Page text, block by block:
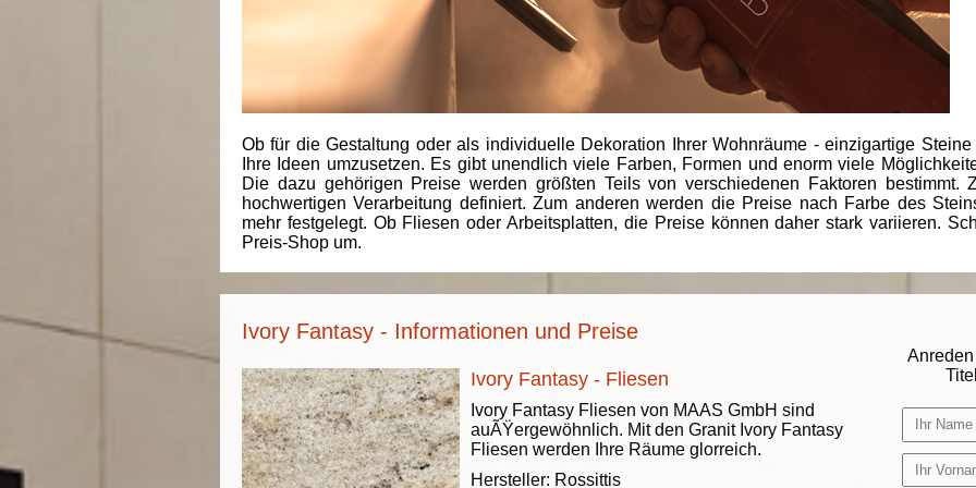
Ob für die Gestaltung oder als individuelle Dekoration Ihrer Wohnräume - einzigartige
Ihre Ideen umzusetzen. Es gibt unendlich viele Farben, Formen und enorm viele
Die dazu gehörigen Preise werden größten Teils von verschiedenen Faktoren
hochwertigen Verarbeitung definiert. Zum anderen werden die Preise nach Farbe des
mehr festgelegt. Ob Fliesen oder Arbeitsplatten, die Preise können daher stark variieren.
Preis-Shop um.
Ivory Fantasy - Informationen und Preise
Ivory Fantasy - Fliesen
Ivory Fantasy Fliesen von MAAS GmbH sind
auÃŸergewöhnlich. Mit den Granit Ivory Fantasy
Fliesen werden Ihre Räume glorreich.
Hersteller: Rossittis
Anreden